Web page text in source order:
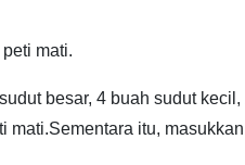
mati.
besar, 4 buah sudut
itu,